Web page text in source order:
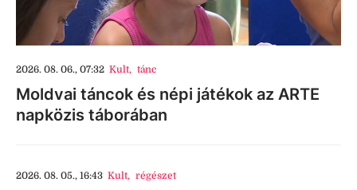
2026. 08. 06., 07:32 Kult, tánc
Moldvai táncok és népi játékok az ARTE
napközis táborában
2026. 08. 05., 16:43 Kult, régészet